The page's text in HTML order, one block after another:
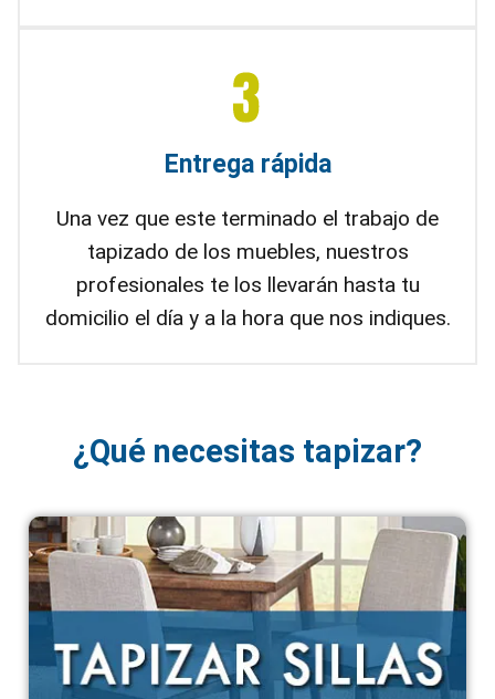
Entrega rápida
Una vez que este terminado el trabajo de
tapizado de los muebles, nuestros
profesionales te los llevarán hasta tu
domicilio el día y a la hora que nos indiques.
¿Qué necesitas tapizar?